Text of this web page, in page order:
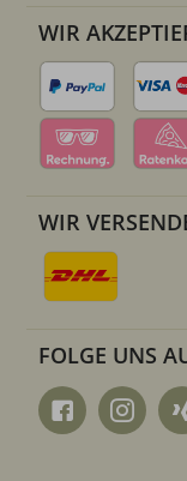
WIR
WIR
FOLGE UNS